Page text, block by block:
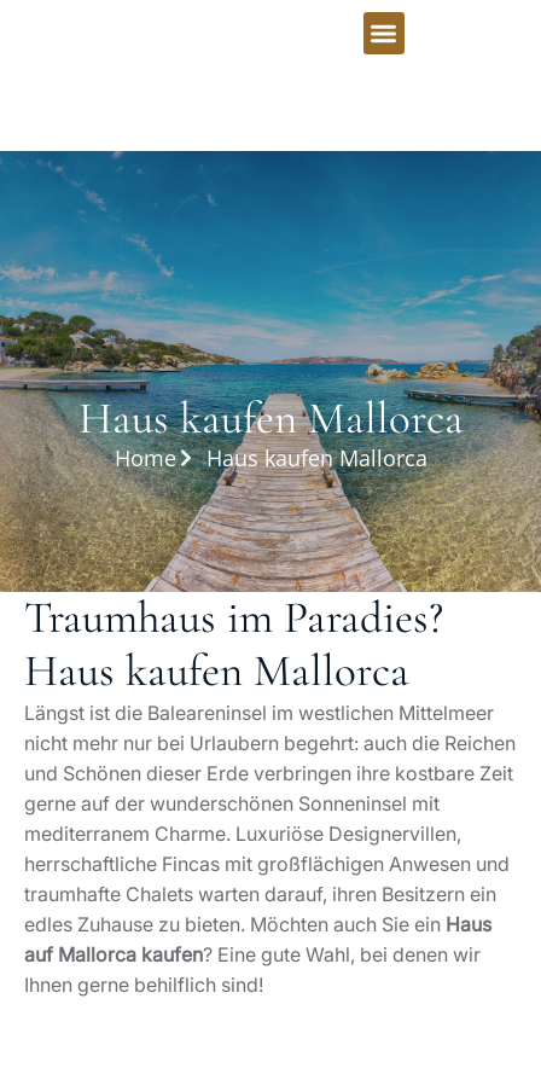
Haus kaufen Mallorca
Home Haus kaufen Mallorca
Traumhaus im Paradies?
Haus kaufen Mallorca
Längst ist die Baleareninsel im westlichen Mittelmeer
nicht mehr nur bei Urlaubern begehrt: auch die Reichen
und Schönen dieser Erde verbringen ihre kostbare Zeit
gerne auf der wunderschönen Sonneninsel mit
mediterranem Charme. Luxuriöse Designervillen,
herrschaftliche Fincas mit großflächigen Anwesen und
traumhafte Chalets warten darauf, ihren Besitzern ein
edles Zuhause zu bieten. Möchten auch Sie ein Haus
auf Mallorca kaufen? Eine gute Wahl, bei denen wir
Ihnen gerne behilflich sind!